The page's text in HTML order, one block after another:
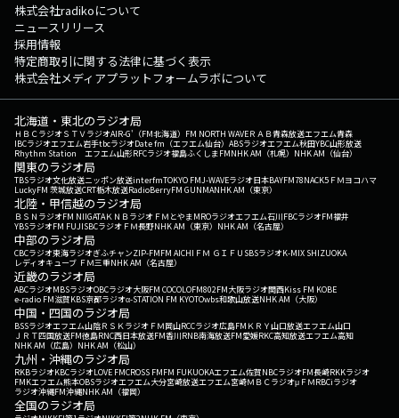
株式会社radikoについて
ニュースリリース
採用情報
特定商取引に関する法律に基づく表示
株式会社メディアプラットフォームラボについて
北海道・東北のラジオ局
ＨＢＣラジオＳＴＶラジオAIR-G'（FM北海道） FM NORTH WAVEＲＡＢ青森放送エフエム青森
IBCラジオエフエム岩手tbcラジオDate fm（エフエム仙台） ABSラジオエフエム秋田YBC山形放送
Rhythm Station エフエム山形RFCラジオ福島ふくしまFMNHK AM（札幌） NHK AM（仙台）
関東のラジオ局
TBSラジオ文化放送ニッポン放送interfmTOKYO FMJ-WAVEラジオ日本BAYFM78NACK5 ＦＭヨコハマ
LuckyFM 茨城放送CRT栃木放送RadioBerryFM GUNMANHK AM（東京）
北陸・甲信越のラジオ局
ＢＳＮラジオFM NIIGATAＫＮＢラジオ ＦＭとやまMROラジオエフエム石川FBCラジオFM福井
YBSラジオFM FUJISBCラジオ ＦＭ長野NHK AM（東京） NHK AM（名古屋）
中部のラジオ局
CBCラジオ東海ラジオぎふチャンZIP-FMFM AICHI ＦＭ ＧＩＦＵ SBSラジオK-MIX SHIZUOKA
レディオキューブ ＦＭ三重NHK AM（名古屋）
近畿のラジオ局
ABCラジオMBSラジオOBCラジオ大阪FM COCOLOFM802FM大阪ラジオ関西Kiss FM KOBE
e-radio FM滋賀KBS京都ラジオα-STATION FM KYOTOwbs和歌山放送NHK AM（大阪）
中国・四国のラジオ局
BSSラジオエフエム山陰ＲＳＫラジオ ＦＭ岡山RCCラジオ広島FM ＫＲＹ山口放送エフエム山口
ＪＲＴ四国放送FM徳島RNC西日本放送FM香川RNB南海放送FM愛媛RKC高知放送エフエム高知
NHK AM（広島） NHK AM（松山）
九州・沖縄のラジオ局
RKBラジオKBCラジオLOVE FMCROSS FMFM FUKUOKAエフエム佐賀NBCラジオFM長崎RKKラジオ
FMKエフエム熊本OBSラジオエフエム大分宮崎放送エフエム宮崎ＭＢＣラジオμＦＭRBCiラジオ
ラジオ沖縄FM沖縄NHK AM（福岡）
全国のラジオ局